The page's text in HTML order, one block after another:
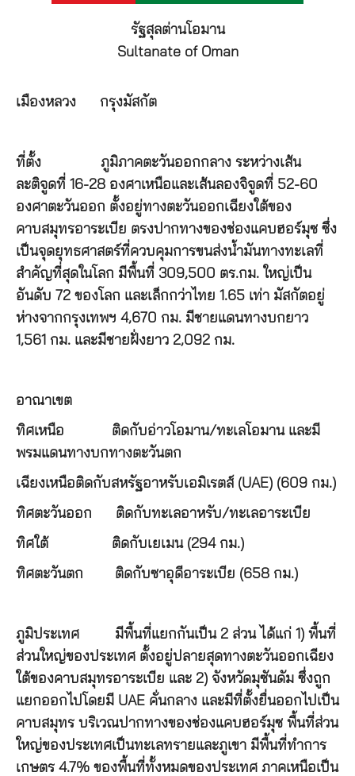
รัฐสุลต่านโอมาน
Sultanate of Oman
เมืองหลวง กรุงมัสกัต
ที่ตั้ง ภูมิภาคตะวันออกกลาง ระหว่างเส้น
ละติจูดที่ 16-28 องศาเหนือและเส้นลองจิจูดที่ 52-60
องศาตะวันออก ตั้งอยู่ทางตะวันออกเฉียงใต้ของ
คาบสมุทรอาระเบีย ตรงปากทางของช่องแคบฮอร์มุซ ซึ่ง
เป็นจุดยุทธศาสตร์ที่ควบคุมการขนส่งน้ำมันทางทะเลที่
สำคัญที่สุดในโลก มีพื้นที่ 309,500 ตร.กม. ใหญ่เป็น
อันดับ 72 ของโลก และเล็กกว่าไทย 1.65 เท่า มัสกัตอยู่
ห่างจากกรุงเทพฯ 4,670 กม. มีชายแดนทางบกยาว
1,561 กม. และมีชายฝั่งยาว 2,092 กม.
อาณาเขต
ทิศเหนือ ติดกับอ่าวโอมาน/ทะเลโอมาน และมี
พรมแดนทางบกทางตะวันตก
เฉียงเหนือติดกับสหรัฐอาหรับเอมิเรตส์ (UAE) (609 กม.)
ทิศตะวันออก ติดกับทะเลอาหรับ/ทะเลอาระเบีย
ทิศใต้ ติดกับเยเมน (294 กม.)
ทิศตะวันตก ติดกับซาอุดีอาระเบีย (658 กม.)
ภูมิประเทศ มีพื้นที่แยกกันเป็น 2 ส่วน ได้แก่ 1) พื้นที่
ส่วนใหญ่ของประเทศ ตั้งอยู่ปลายสุดทางตะวันออกเฉียง
ใต้ของคาบสมุทรอาระเบีย และ 2) จังหวัดมุซันดัม ซึ่งถูก
แยกออกไปโดยมี UAE คั่นกลาง และมีที่ตั้งยื่นออกไปเป็น
คาบสมุทร บริเวณปากทางของช่องแคบฮอร์มุซ พื้นที่ส่วน
ใหญ่ของประเทศเป็นทะเลทรายและภูเขา มีพื้นที่ทำการ
เกษตร 4.7% ของพื้นที่ทั้งหมดของประเทศ ภาคเหนือเป็น